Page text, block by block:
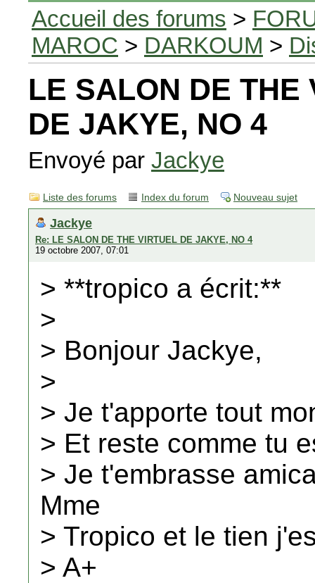
Accueil des forums >
MAROC > DARKOUM >
LE SALON DE THE
DE JAKYE, NO 4
Envoyé par Jackye
Liste des forums Index du forum Nouveau sujet
Jackye
Re: LE SALON DE THE VIRTUEL DE JAKYE, NO 4
19 octobre 2007, 07:01
> **tropico a écrit:**
>
> Bonjour Jackye,
>
> Je t'apporte tout
> Et reste comme tu
> Je t'embrasse
Mme
> Tropico et le tien
> A+